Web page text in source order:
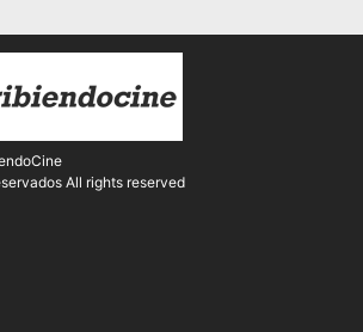
All rights reserved